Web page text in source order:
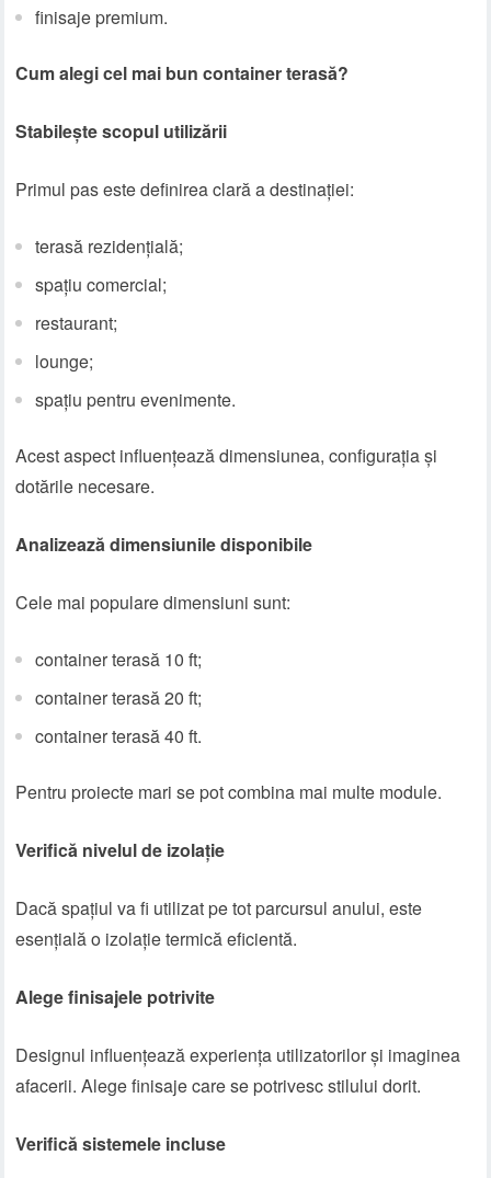
finisaje premium.
Cum alegi cel mai bun container terasă?
Stabilește scopul utilizării
Primul pas este definirea clară a destinației:
terasă rezidențială;
spațiu comercial;
restaurant;
lounge;
spațiu pentru evenimente.
Acest aspect influențează dimensiunea, configurația și
dotările necesare.
Analizează dimensiunile disponibile
Cele mai populare dimensiuni sunt:
container terasă 10 ft;
container terasă 20 ft;
container terasă 40 ft.
Pentru proiecte mari se pot combina mai multe module.
Verifică nivelul de izolație
Dacă spațiul va fi utilizat pe tot parcursul anului, este
esențială o izolație termică eficientă.
Alege finisajele potrivite
Designul influențează experiența utilizatorilor și imaginea
afacerii. Alege finisaje care se potrivesc stilului dorit.
Verifică sistemele incluse